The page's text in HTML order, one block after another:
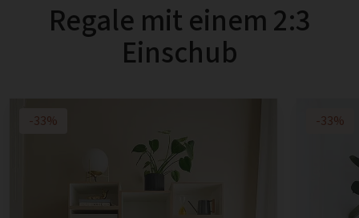
Regale mit einem 2:3
Einschub
-33% -33%